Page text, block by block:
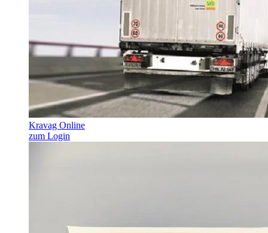
Kravag Online
zum Login